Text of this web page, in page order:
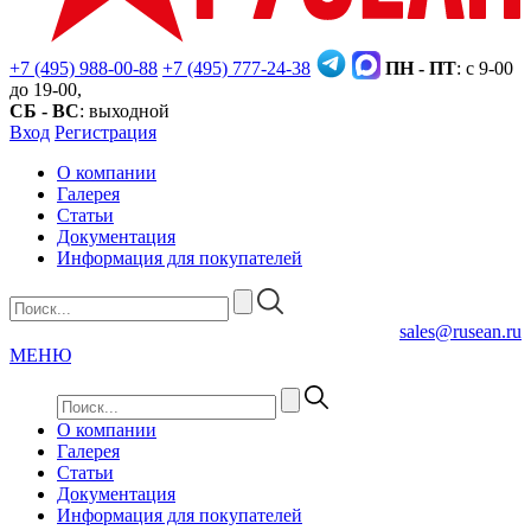
+7 (495) 988-00-88 +7 (495) 777-24-38 ПН - ПТ: с 9-00
до 19-00,
СБ - ВС: выходной
Вход Регистрация
О компании
Галерея
Статьи
Документация
Информация для покупателей
sales@rusean.ru
МЕНЮ
О компании
Галерея
Статьи
Документация
Информация для покупателей